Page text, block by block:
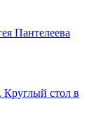
Пантелеева
Круглый стол в